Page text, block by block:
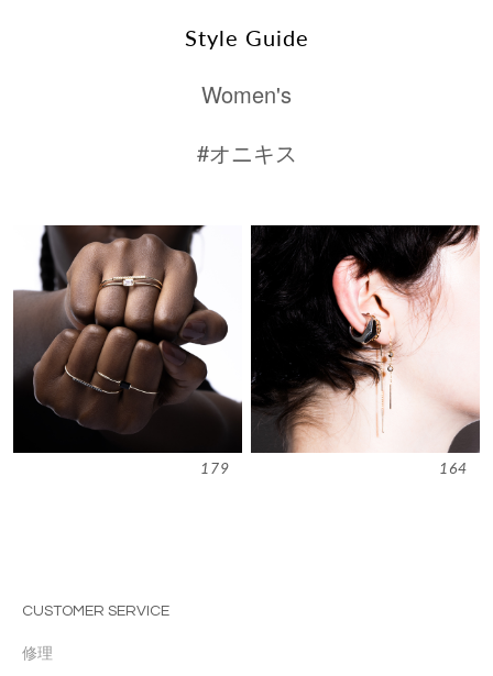
Style Guide
Women's
#オニキス
179 164
CUSTOMER SERVICE
修理